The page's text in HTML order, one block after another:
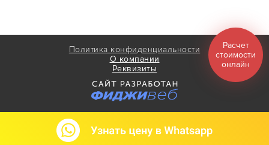
Политика конфиденциальности
О компании
Реквизиты
Расчет
стоимости
онлайн